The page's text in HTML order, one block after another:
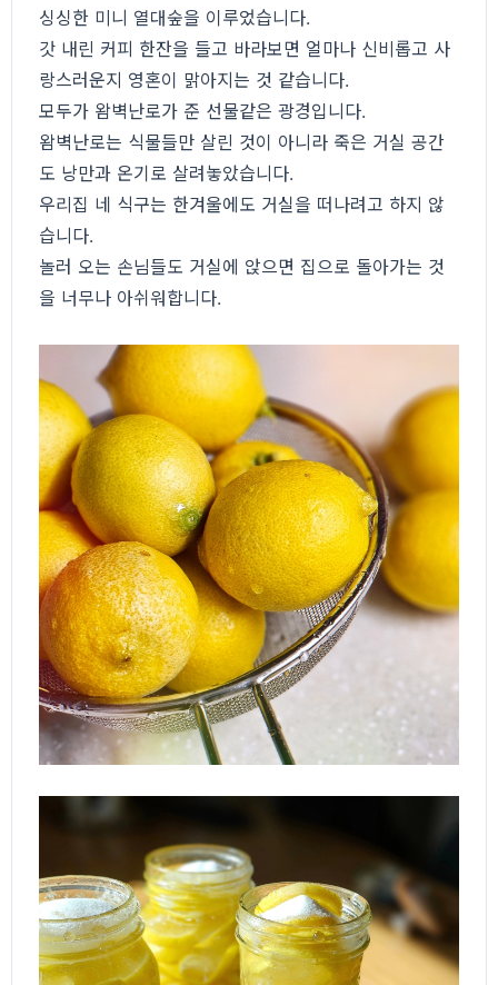
싱싱한 미니 열대숲을 이루었습니다.
갓 내린 커피 한잔을 들고 바라보면 얼마나 신비롭고 사
랑스러운지 영혼이 맑아지는 것 같습니다.
모두가 왐벽난로가 준 선물같은 광경입니다.
왐벽난로는 식물들만 살린 것이 아니라 죽은 거실 공간
도 낭만과 온기로 살려놓았습니다.
우리집 네 식구는 한겨울에도 거실을 떠나려고 하지 않
습니다.
놀러 오는 손님들도 거실에 앉으면 집으로 돌아가는 것
을 너무나 아쉬워합니다.